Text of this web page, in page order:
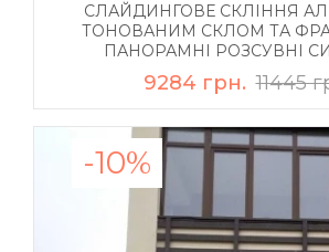
СЛАЙДИНГОВЕ СКЛІННЯ
ТОНОВАНИМ СКЛОМ ТА
ПАНОРАМНІ РОЗСУВНІ
9284 грн. 11445
-10%